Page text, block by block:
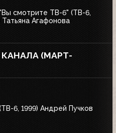
смотрите ТВ-6" (ТВ-6,
Татьяна Агафонова
(МАРТ-
6, 1999) Андрей Пучков